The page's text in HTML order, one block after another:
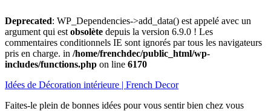
Deprecated: WP_Dependencies->add_data() est appelé avec un
argument qui est obsolète depuis la version 6.9.0 ! Les
commentaires conditionnels IE sont ignorés par tous les navigateurs
pris en charge. in /home/frenchdec/public_html/wp-
includes/functions.php on line 6170
au
Idées de Décoration intérieure | French Decor
Faites-le plein de bonnes idées pour vous sentir bien chez vous